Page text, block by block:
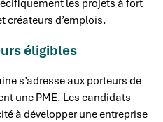
les projets à fort
créateurs d’emplois.
éligibles
s’adresse aux porteurs de
une PME. Les candidats
à développer une entreprise